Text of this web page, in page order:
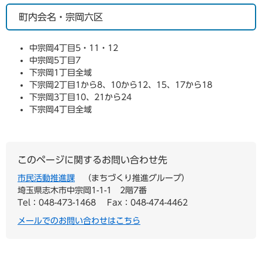
町内会名・宗岡六区
中宗岡4丁目5・11・12
中宗岡5丁目7
下宗岡1丁目全域
下宗岡2丁目1から8、10から12、15、17から18
下宗岡3丁目10、21から24
下宗岡4丁目全域
このページに関するお問い合わせ先
市民活動推進課
まちづくり推進グループ
埼玉県志木市中宗岡1-1-1 2階7番
Tel：048-473-1468
Fax：048-474-4462
メールでのお問い合わせはこちら